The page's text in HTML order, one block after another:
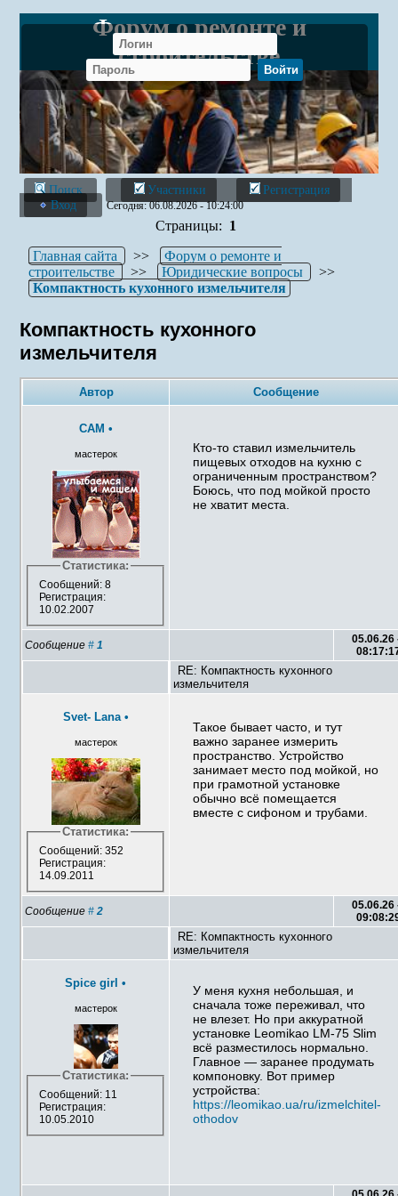
Форум о ремонте и
строительстве
Поиск Участники
Регистрация
Вход
Сегодня: 06.08.2026 - 10:24:00
Страницы: 1
Главная сайта
>>
Форум о ремонте и
строительстве
>> Юридические вопросы
>>
Компактность кухонного измельчителя
Компактность кухонного
измельчителя
Автор Сообщение
САМ •
мастерок
Статистика:
Сообщений: 8
Регистрация:
10.02.2007
Кто-то ставил измельчитель
пищевых отходов на кухню с
ограниченным пространством?
Боюсь, что под мойкой просто
не хватит места.
Сообщение#1
05.06.26
RE: Компактность кухонного
измельчителя
Svet- Lana •
мастерок
Статистика:
Сообщений: 352
Регистрация:
14.09.2011
Такое бывает часто, и тут
важно заранее измерить
пространство. Устройство
занимает место под мойкой, но
при грамотной установке
обычно всё помещается
вместе с сифоном и трубами.
Сообщение#2
05.06.26
RE: Компактность кухонного
измельчителя
Spice girl •
мастерок
Статистика:
Сообщений: 11
Регистрация:
10.05.2010
У меня кухня небольшая, и
сначала тоже переживал, что
не влезет. Но при аккуратной
установке Leomikao LM-75 Slim
всё разместилось нормально.
Главное — заранее продумать
компоновку. Вот пример
устройства:
https://leomikao.ua/ru/izmelchitel-
othodov